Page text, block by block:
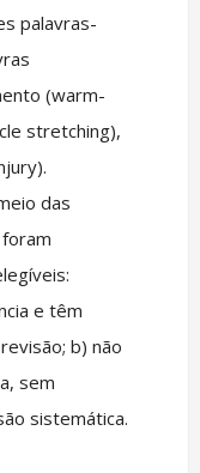
palavras-
(warm-
stretching),
das
e têm
b) não
sem
sistemática.